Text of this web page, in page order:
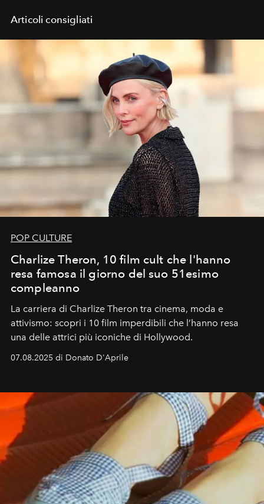
Articoli consigliati
POP CULTURE
Charlize Theron, 10 film cult che l'hanno
resa famosa il giorno del suo 51esimo
compleanno
La carriera di Charlize Theron tra cinema, moda e
attivismo: scopri i 10 film imperdibili che l’hanno resa
una delle attrici più iconiche di Hollywood.
07.08.2025 di Donato D'Aprile